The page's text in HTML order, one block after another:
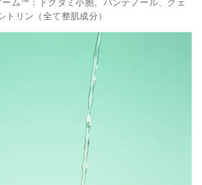
ム™：ドクダミ小胞、パンテノール、クェ
トリン（全て整肌成分）